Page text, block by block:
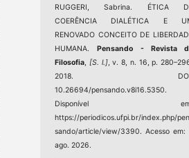
RUGGERI, Sabrina. ÉTICA
COERÊNCIA DIALÉTICA E
RENOVADO CONCEITO DE
HUMANA.Pensando - Revista
Filosofia, [S. l.], v. 8, n. 16, p.
2018.
10.26694/pensando.v8i16.5350.
Disponível
https://periodicos.ufpi.br/index.php/
sando/article/view/3390. Acesso em:
ago. 2026.